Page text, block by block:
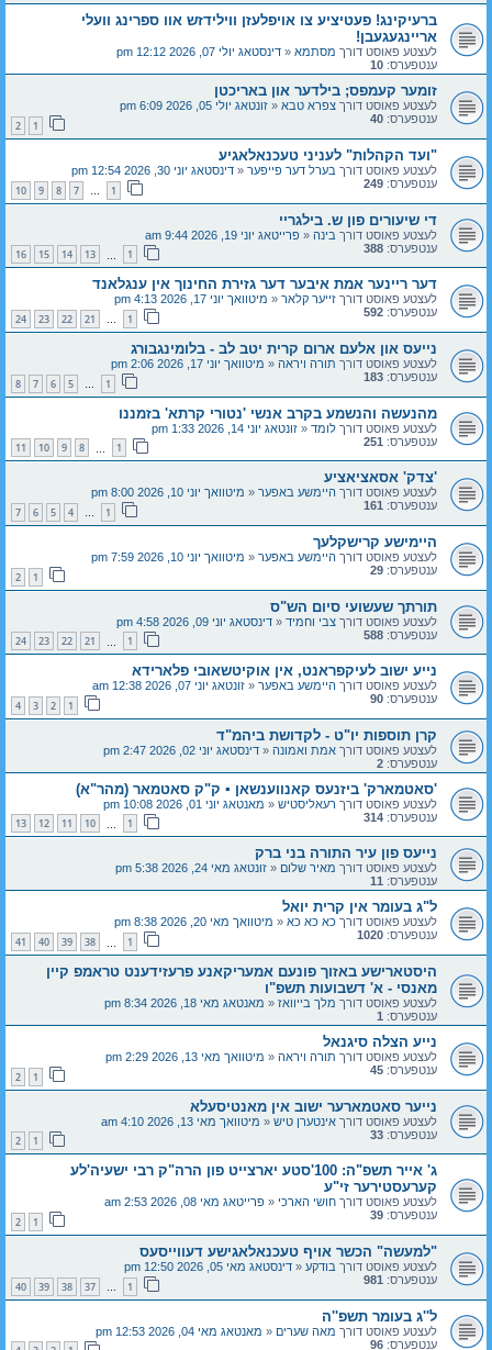
ברעיקינג! פעטיציע צו אויפלעזן ווילידזש אוו ספרינג וועלי
אריינגעגעבן!
לעצטע פאוסט דורך מסתמא « דינסטאג יולי 07, 2026 12:12 pm
ענטפערס: 10
זומער קעמפס; בילדער און באריכטן
לעצטע פאוסט דורך צפרא טבא « זונטאג יולי 05, 2026 6:09 pm
ענטפערס: 40
1
2
"ועד הקהלות" לעניני טעכנאלאגיע
לעצטע פאוסט דורך בערל דער פייפער « דינסטאג יוני 30, 2026 12:54 pm
ענטפערס: 249
1
…
7
8
9
10
די שיעורים פון ש. בילגריי
לעצטע פאוסט דורך בינה « פרייטאג יוני 19, 2026 9:44 am
ענטפערס: 388
1
13
14
15
16
דער ריינער אמת איבער דער גזירת החינוך אין ענגלאנד
לעצטע פאוסט דורך זייער קלאר « מיטוואך יוני 17, 2026 4:13 pm
ענטפערס: 592
1
…
21
22
23
24
נייעס און אלעם ארום קרית יטב לב - בלומינגבורג
לעצטע פאוסט דורך תורה ויראה « מיטוואך יוני 17, 2026 2:06 pm
ענטפערס: 183
1
…
5
6
7
8
מהנעשה והנשמע בקרב אנשי 'נטורי קרתא' בזמננו
לעצטע פאוסט דורך לומד « זונטאג יוני 14, 2026 1:33 pm
ענטפערס: 251
1
8
9
10
11
'צדק' אסאציאציע
לעצטע פאוסט דורך היימשע באפער « מיטוואך יוני 10, 2026 8:00 pm
ענטפערס: 161
1
…
4
5
6
7
היימישע קרישקלעך
לעצטע פאוסט דורך היימשע באפער « מיטוואך יוני 10, 2026 7:59 pm
ענטפערס: 29
1
2
תורתך שעשועי סיום הש"ס
לעצטע פאוסט דורך צבי וחמיד « דינסטאג יוני 09, 2026 4:58 pm
ענטפערס: 588
1
21
22
23
24
נייע ישוב לעיקפראנט, אין אוקיטשאובי פלארידא
לעצטע פאוסט דורך היימשע באפער « זונטאג יוני 07, 2026 12:38 am
ענטפערס: 90
1
2
3
4
קרן תוספות יו"ט - לקדושת ביהמ"ד
לעצטע פאוסט דורך אמת ואמונה « דינסטאג יוני 02, 2026 2:47 pm
ענטפערס: 2
'סאטמארק' ביזנעס קאנווענשאן ▪︎ ק"ק סאטמאר (מהר"א)
לעצטע פאוסט דורך רעאליסטיש « מאנטאג יוני 01, 2026 10:08 pm
ענטפערס: 314
1
10
11
12
13
נייעס פון עיר התורה בני ברק
לעצטע פאוסט דורך מאיר שלום « זונטאג מאי 24, 2026 5:38 pm
ענטפערס: 11
ל"ג בעומר אין קרית יואל
לעצטע פאוסט דורך כא כא כא « מיטוואך מאי 20, 2026 8:38 pm
ענטפערס: 1020
1
38
39
40
41
היסטארישע באזוך פונעם אמעריקאנע פרעזידענט טראמפ קיין
מאנסי - א' דשבועות תשפ"ו
לעצטע פאוסט דורך מלך בייוואז « מאנטאג מאי 18, 2026 8:34 pm
ענטפערס: 1
נייע הצלה סיגנאל
לעצטע פאוסט דורך תורה ויראה « מיטוואך מאי 13, 2026 2:29 pm
ענטפערס: 45
1
2
נייער סאטמארער ישוב אין מאנטיסעלא
לעצטע פאוסט דורך אינטערן טיש « מיטוואך מאי 13, 2026 4:10 am
ענטפערס: 33
1
2
ג' אייר תשפ"ה: 100'סטע יארצייט פון הרה"ק רבי ישעיה'לע
קערעסטירער זי"ע
לעצטע פאוסט דורך חושי הארכי « פרייטאג מאי 08, 2026 2:53 am
ענטפערס: 39
1
2
"למעשה" הכשר אויף טעכנאלאגישע דעווייסעס
לעצטע פאוסט דורך בודקע « דינסטאג מאי 05, 2026 12:50 pm
ענטפערס: 981
1
…
37
38
39
40
ל''ג בעומר תשפ''ה
לעצטע פאוסט דורך מאה שערים « מאנטאג מאי 04, 2026 12:53 pm
ענטפערס: 96